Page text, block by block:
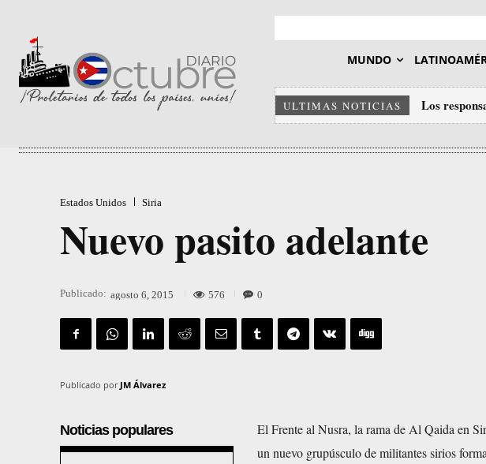
MUNDO
ULTIMAS NOTICIAS Los
Estados Unidos Siria
Nuevo pasito adelante
Publicado: agosto 6, 2015 576 0
Publicado por JM Álvarez
Noticias populares
El Frente al Nusra, la rama de Al Qaida en
un nuevo grupúsculo de militantes sirios